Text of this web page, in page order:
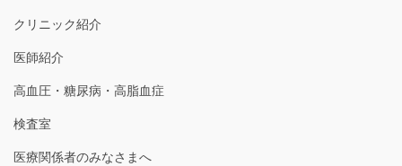
クリニック紹介
医師紹介
高血圧・糖尿病・高脂血症
検査室
医療関係者のみなさまへ